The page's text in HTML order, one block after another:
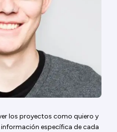
los proyectos como quiero y
específica de cada